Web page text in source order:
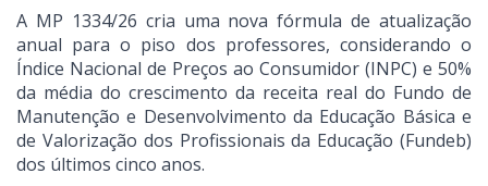
A MP 1334/26 cria uma nova fórmula de atualização
anual para o piso dos professores, considerando o
Índice Nacional de Preços ao Consumidor (INPC) e 50%
da média do crescimento da receita real do Fundo de
Manutenção e Desenvolvimento da Educação Básica e
de Valorização dos Profissionais da Educação (Fundeb)
dos últimos cinco anos.